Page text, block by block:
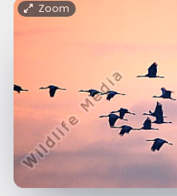
Zoom